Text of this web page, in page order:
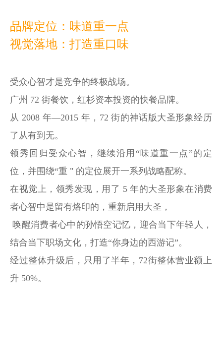
品牌定位：味道重一点
视觉落地：打造重口味
受众心智才是竞争的终极战场。
广州 72 街餐饮，红杉资本投资的快餐品牌。
从 2008 年—2015 年，72 街的神话版大圣形象经历
了从有到无。
领秀回归受众心智，继续沿用“味道重一点”的定
位，并围绕“重 " 的定位展开一系列战略配称。
在视觉上，领秀发现，用了 5 年的大圣形象在消费
者心智中是留有烙印的，重新启用大圣，
唤醒消费者心中的孙悟空记忆，迎合当下年轻人，
结合当下职场文化，打造“你身边的西游记”。
经过整体升级后，只用了半年，72街整体营业额上
升 50%。